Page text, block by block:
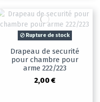
Rupture de stock
Drapeau de securité
pour chambre pour
arme 222/223
2,00 €